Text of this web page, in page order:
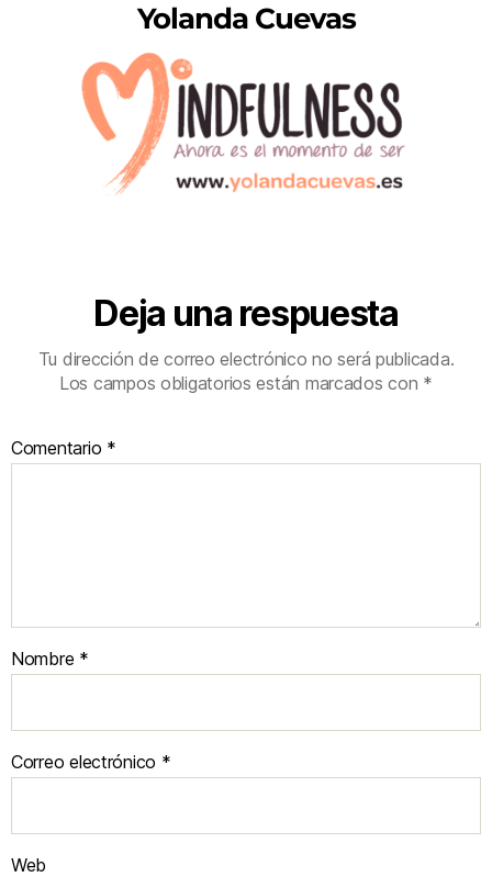
Yolanda Cuevas
Deja una respuesta
Tu dirección de correo electrónico no será publicada.
Los campos obligatorios están marcados con *
Comentario *
Nombre *
Correo electrónico *
Web